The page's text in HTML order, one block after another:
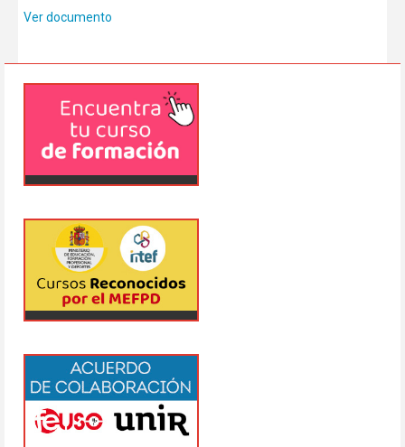
Ver documento